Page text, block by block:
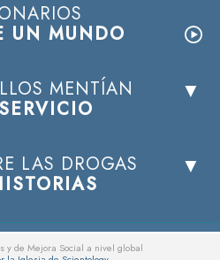
UN MUNDO
MENTÍAN
LAS DROGAS
y de Mejora Social a nivel global